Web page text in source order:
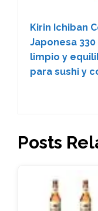
Kirin Ichiban
Japonesa
limpio y
para sushi y
Posts